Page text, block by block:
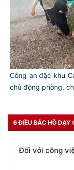
Công an đặc khu
chủ động phòng,
6 ĐIỀU BÁC HỒ DẠY
Đối với tự
Đối với đồng
Đối với chính
Đối với nhân
Đối với công